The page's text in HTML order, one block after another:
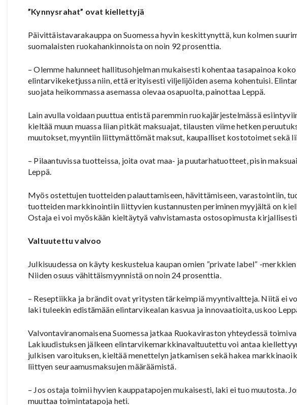
”Kynnysrahat” ovat kiellettyjä
Päivittäistavarakauppa on Suomessa hyvin keskittynyttä, kun kolmen
suomalaisten ruokahankinnoista on noin 92 prosenttia.
– Olemme halunneet hallitusohjelman mukaisesti kohentaa tasapainoa
elintarvikeketjussa niin, että erityisesti viljelijöiden asema kohentuisi.
suojata heikommassa asemassa olevaa osapuolta, painottaa Leppä.
Lain avulla voidaan puuttua entistä paremmin ruokajärjestelmässä
kieltää muun muassa liian pitkät maksuajat, tilausten viime hetken
muutokset, myyntiin liittymättömät maksut, kaupalliset kostotoimet sekä
– Pilaantuvissa tuotteissa, joita ovat maa- ja puutarhatuotteet, pisin
Leppä.
Myös ostettujen tuotteiden palauttamiseen, hävittämiseen, varastointiin,
tuotteiden markkinointiin liittyvien kustannusten periminen myyjältä on
Ostaja ei voi myöskään kieltäytyä vahvistamasta ostosopimusta kirjallisesti
Valtuutettu valvoo
Julkisuudessa on käyty keskustelua kaupan omien ”private label” -
Niiden osuus vähittäismyynnistä on noin 24 prosenttia.
– Reseptiikka ja brändit ovat yritysten tärkeimpiä myyntivaltteja. Niitä ei
laki tuleekin edistämään elintarvikealan kasvua ja innovaatioita, uskoo
Valvontaviranomaisena Suomessa jatkaa Ruokaviraston yhteydessä
Lakiuudistuksen jälkeen elintarvikemarkkinavaltuutettu voi antaa
julkisen varoituksen, kieltää menettelyn jatkamisen sekä hakea
liittyen seuraamusmaksujen määräämistä.
– Jos ostaja toimii hyvien kauppatapojen mukaisesti, laki ei tuo muutosta.
muuttaa toimintatapoja heti.